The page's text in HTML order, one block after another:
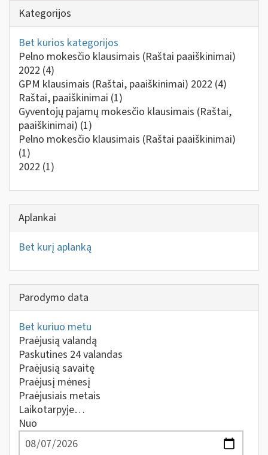
Kategorijos
Bet kurios kategorijos
Pelno mokesčio klausimais (Raštai paaiškinimai)
2022 (4)
GPM klausimais (Raštai, paaiškinimai) 2022 (4)
Raštai, paaiškinimai (1)
Gyventojų pajamų mokesčio klausimais (Raštai,
paaiškinimai) (1)
Pelno mokesčio klausimais (Raštai paaiškinimai)
(1)
2022 (1)
Aplankai
Bet kurį aplanką
Parodymo data
Bet kuriuo metu
Praėjusią valandą
Paskutines 24 valandas
Praėjusią savaitę
Praėjusį mėnesį
Praėjusiais metais
Laikotarpyje…
Nuo